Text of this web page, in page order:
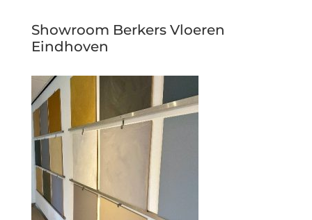
Showroom Berkers Vloeren
Eindhoven